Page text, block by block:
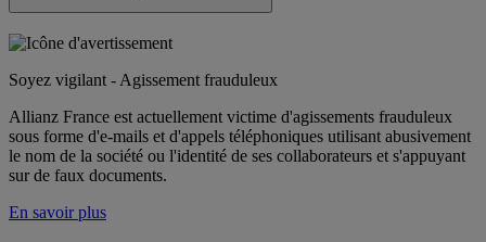
Soyez vigilant - Agissement frauduleux
Allianz France est actuellement victime d'agissements frauduleux
sous forme d'e-mails et d'appels téléphoniques utilisant abusivement
le nom de la société ou l'identité de ses collaborateurs et s'appuyant
sur de faux documents.
En savoir plus